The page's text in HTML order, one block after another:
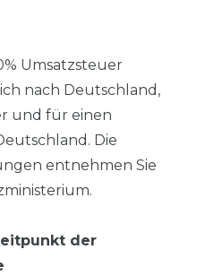
Umsatzsteuer
nach Deutschland,
und für einen
Die
entnehmen Sie
der